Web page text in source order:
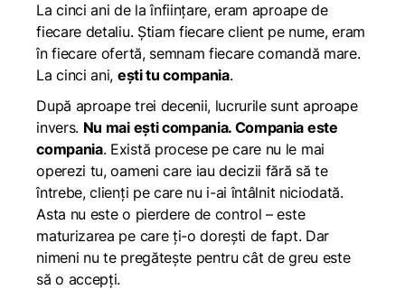
La cinci ani de la înființare, eram aproape de
fiecare detaliu. Știam fiecare client pe nume, eram
în fiecare ofertă, semnam fiecare comandă mare.
La cinci ani, ești tu compania.
După aproape trei decenii, lucrurile sunt aproape
invers. Nu mai ești compania. Compania este
compania. Există procese pe care nu le mai
operezi tu, oameni care iau decizii fără să te
întrebe, clienți pe care nu i-ai întâlnit niciodată.
Asta nu este o pierdere de control – este
maturizarea pe care ți-o dorești de fapt. Dar
nimeni nu te pregătește pentru cât de greu este
să o accepți.